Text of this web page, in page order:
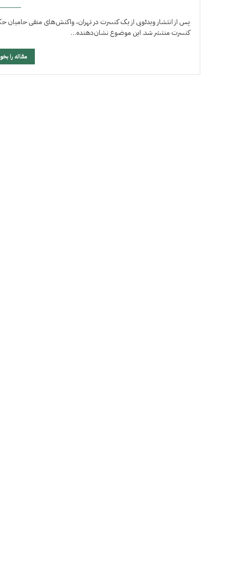
پس از انتشار ویدئویی از یک کنسرت در تهران، واکنش‌های منفی حامیان
کنسرت منتشر شد. این موضوع نشان‌دهنده…
مقاله را